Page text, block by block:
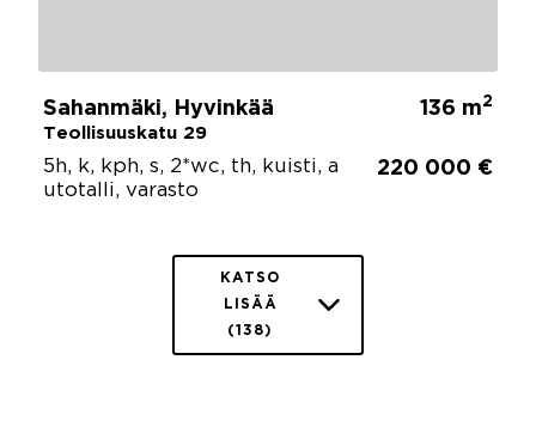
Sahanmäki, Hyvinkää
Teollisuuskatu 29
136 m2
5h, k, kph, s, 2*wc, th, kuisti, a
utotalli, varasto
220 000 €
KATSO
LISÄÄ
(138)